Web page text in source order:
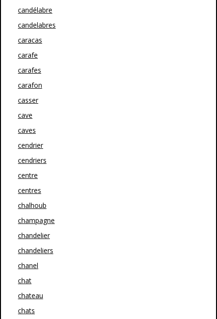
candélabre
candelabres
caracas
carafe
carafes
carafon
casser
cave
caves
cendrier
cendriers
centre
centres
chalhoub
champagne
chandelier
chandeliers
chanel
chat
chateau
chats